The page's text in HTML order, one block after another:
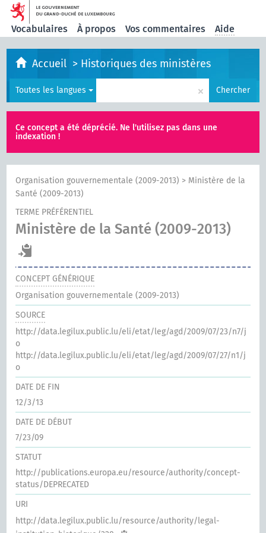
Vocabulaires À propos Vos commentaires Aide
Accueil > Historiques des ministères
Toutes les langues × Chercher
Ce concept a été déprécié. Ne l'utilisez pas dans une
indexation !
Organisation gouvernementale (2009-2013) > Ministère de la
Santé (2009-2013)
TERME PRÉFÉRENTIEL
Ministère de la Santé (2009-2013)
CONCEPT GÉNÉRIQUE
Organisation gouvernementale (2009-2013)
SOURCE
http://data.legilux.public.lu/eli/etat/leg/agd/2009/07/23/n7/j
o
http://data.legilux.public.lu/eli/etat/leg/agd/2009/07/27/n1/j
o
DATE DE FIN
12/3/13
DATE DE DÉBUT
7/23/09
STATUT
http://publications.europa.eu/resource/authority/concept-
status/DEPRECATED
URI
http://data.legilux.public.lu/resource/authority/legal-